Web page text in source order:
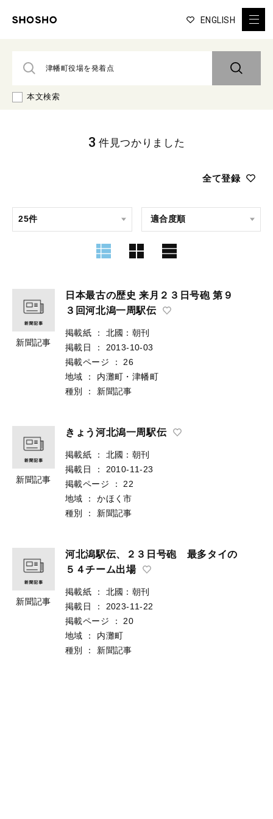
ENGLISH
本文検索
全て登録
3 件見つかりました
新聞記事
日本最古の歴史 来月２３日号砲 第９
３回河北潟一周駅伝
掲載紙 ：
北國：朝刊
掲載日
：
2013-10-03
掲載ページ
：
26
地域
：
内灘町・津幡町
種別
： 新聞記事
新聞記事
きょう河北潟一周駅伝
掲載紙 ：
北國：朝刊
掲載日
：
2010-11-23
掲載ページ
：
22
地域
：
かほく市
種別
： 新聞記事
新聞記事
河北潟駅伝、２３日号砲 最多タイの
５４チーム出場
掲載紙 ：
北國：朝刊
掲載日
：
2023-11-22
掲載ページ
：
20
地域
：
内灘町
種別
： 新聞記事